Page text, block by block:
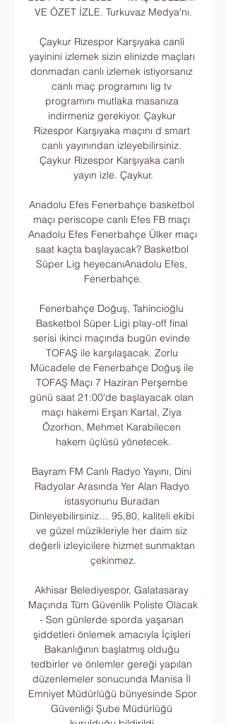
VE ÖZET İZLE. Turkuvaz Medya'nı.
Çaykur Rizespor Karşıyaka canli
yayinini izlemek sizin elinizde maçları
donmadan canlı izlemek istiyorsanız
canlı maç programını lig tv
programını mutlaka masanıza
indirmeniz gerekiyor. Çaykur
Rizespor Karşıyaka maçını d smart
canlı yayınından izleyebilirsiniz.
Çaykur Rizespor Karşıyaka canlı
yayın izle. Çaykur.
Anadolu Efes Fenerbahçe basketbol
maçı periscope canlı Efes FB maçı
Anadolu Efes Fenerbahçe Ülker maçı
saat kaçta başlayacak? Basketbol
Süper Lig heyecanıAnadolu Efes,
Fenerbahçe.
Fenerbahçe Doğuş, Tahincioğlu
Basketbol Süper Ligi play-off final
serisi ikinci maçında bugün evinde
TOFAŞ ile karşılaşacak. Zorlu
Mücadele de Fenerbahçe Doğuş ile
TOFAŞ Maçı 7 Haziran Perşembe
günü saat 21:00'de başlayacak olan
maçı hakemi Erşan Kartal, Ziya
Özorhon, Mehmet Karabilecen
hakem üçlüsü yönetecek.
Bayram FM Canlı Radyo Yayını, Dini
Radyolar Arasında Yer Alan Radyo
istasyonunu Buradan
Dinleyebilirsiniz… 95,80, kaliteli ekibi
ve güzel müzikleriyle her daim siz
değerli izleyicilere hizmet sunmaktan
çekinmez.
Akhisar Belediyespor, Galatasaray
Maçında Tüm Güvenlik Poliste Olacak
- Son günlerde sporda yaşanan
şiddetleri önlemek amacıyla İçişleri
Bakanlığının başlatmış olduğu
tedbirler ve önlemler gereği yapılan
düzenlemeler sonucunda Manisa İl
Emniyet Müdürlüğü bünyesinde Spor
Güvenliği Şube Müdürlüğü